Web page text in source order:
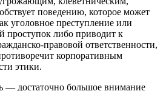
поведению, которое может
уголовное преступление или
проступок либо приводит к
правовой ответственности,
корпоративным
этики.
— достаточно большое внимание